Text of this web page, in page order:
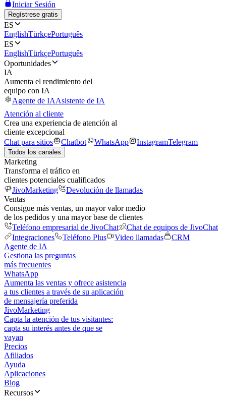
Iniciar Sesión
Regístrese gratis
ES
EnglishTürkçePortuguês
ES
EnglishTürkçePortuguês
Oportunidades
IA
Aumenta el rendimiento del
equipo con IA
Agente de IAAsistente de IA
Atención al cliente
Crea una experiencia de atención al
cliente excepcional
Chat para sitios
Chatbot WhatsApp InstagramTelegram
Todos los canales
Marketing
Transforma el tráfico en
clientes potenciales cualificados
JivoMarketing
Devolución de llamadas
Ventas
Consigue más ventas, un mayor valor medio
de los pedidos y una mayor base de clientes
Teléfono empresarial de JivoChat
Chat de equipos de JivoChat
Integraciones
Teléfono Plus Video llamadas
CRM
Agente de IA
Gestiona las preguntas
más frecuentes
WhatsApp
Aumenta las ventas y ofrece asistencia
a tus clientes a través de su aplicación
de mensajería preferida
JivoMarketing
Capta la atención de tus visitantes:
capta su interés antes de que se
vayan
Precios
Afiliados
Ayuda
Aplicaciones
Blog
Recursos